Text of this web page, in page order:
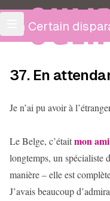
Un Certain
37. En
Je n’ai pu avoir à
Le Belge, c’étaitmon
longtemps, un spécialiste
manière – elle est
J’avais beaucoup